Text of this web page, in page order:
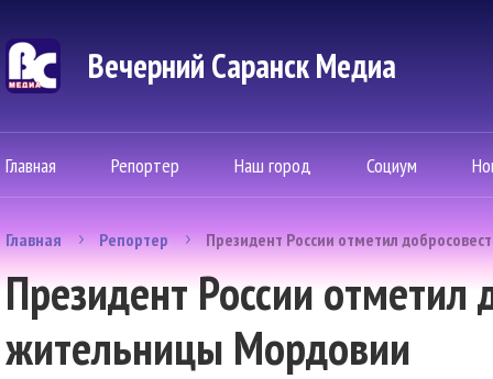
Вечерний Саранск Mедиа
Главная Репортер Наш город Социум
Главная Репортер Президент России отметил
Президент России отметил
жительницы Мордовии